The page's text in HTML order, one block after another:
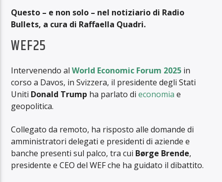
Questo – e non solo – nel notiziario di Radio
Bullets, a cura di Raffaella Quadri.
WEF25
Intervenendo alWorld Economic Forum 2025 in
corso a Davos, in Svizzera, il presidente degli Stati
Uniti Donald Trump ha parlato dieconomia e
geopolitica.
Collegato da remoto, ha risposto alle domande di
amministratori delegati e presidenti di aziende e
banche presenti sul palco, tra cui Børge Brende,
presidente e CEO del WEF che ha guidato il dibattito.